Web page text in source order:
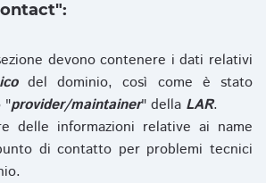
devono contenere i dati relativi
del dominio, così come è stato
"provider/maintainer" della LAR.
delle informazioni relative ai name
di contatto per problemi tecnici